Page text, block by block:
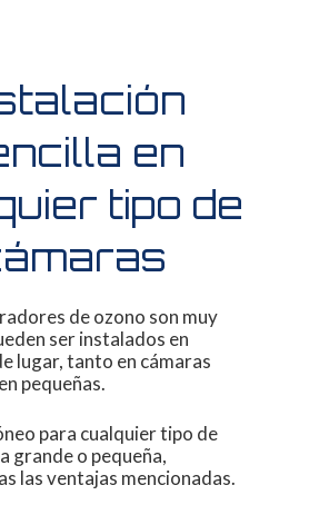
en
tipo de
de ozono son muy
ser instalados en
lugar, tanto en cámaras
en pequeñas.
para cualquier tipo de
grande o pequeña,
las ventajas mencionadas.